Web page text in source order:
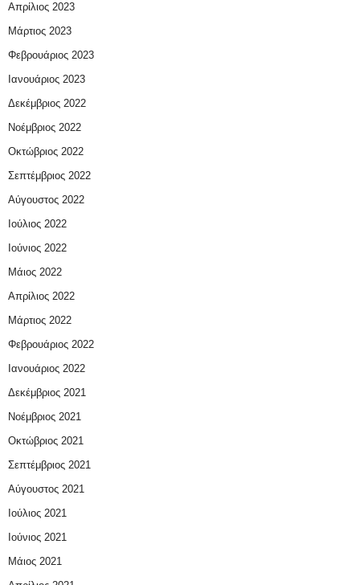
Απρίλιος 2023
Μάρτιος 2023
Φεβρουάριος 2023
Ιανουάριος 2023
Δεκέμβριος 2022
Νοέμβριος 2022
Οκτώβριος 2022
Σεπτέμβριος 2022
Αύγουστος 2022
Ιούλιος 2022
Ιούνιος 2022
Μάιος 2022
Απρίλιος 2022
Μάρτιος 2022
Φεβρουάριος 2022
Ιανουάριος 2022
Δεκέμβριος 2021
Νοέμβριος 2021
Οκτώβριος 2021
Σεπτέμβριος 2021
Αύγουστος 2021
Ιούλιος 2021
Ιούνιος 2021
Μάιος 2021